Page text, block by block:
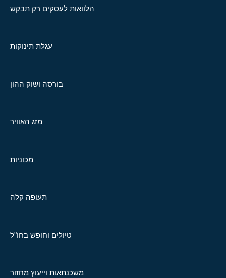
הלוואות לעסקים רק תבקש
עגלת תינוקות
בורסה ושוק ההון
מזג האוויר
מכוניות
תעופה קלה
טיולים וחופש בחו"ל
משכנתאות וייעוץ מחזור